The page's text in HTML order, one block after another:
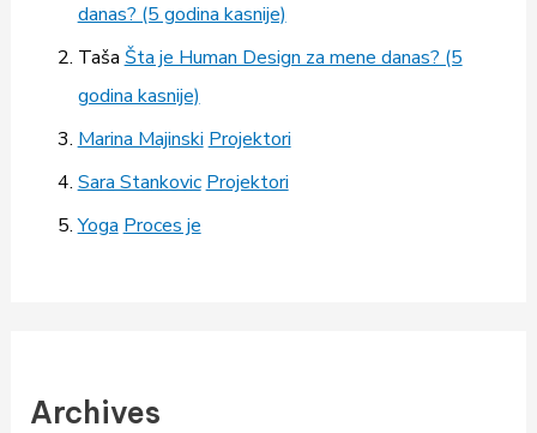
danas? (5 godina kasnije)
Taša Šta je Human Design za mene danas? (5
godina kasnije)
Marina Majinski Projektori
Sara Stankovic Projektori
Yoga Proces je
Archives